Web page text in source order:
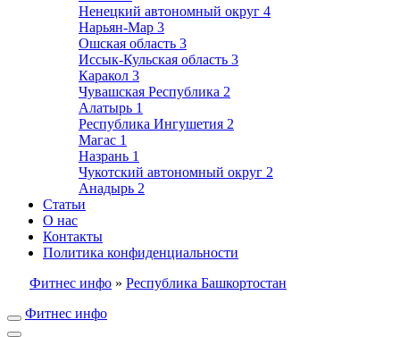
Ненецкий автономный округ 4
Нарьян-Мар 3
Ошская область 3
Иссык-Кульская область 3
Каракол 3
Чувашская Республика 2
Алатырь 1
Республика Ингушетия 2
Магас 1
Назрань 1
Чукотский автономный округ 2
Анадырь 2
Статьи
О нас
Контакты
Политика конфиденциальности
Фитнес инфо » Республика Башкортостан
Фитнес инфо